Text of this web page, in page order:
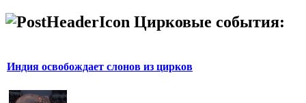
Цирковые события:
Индия освобождает слонов из цирков